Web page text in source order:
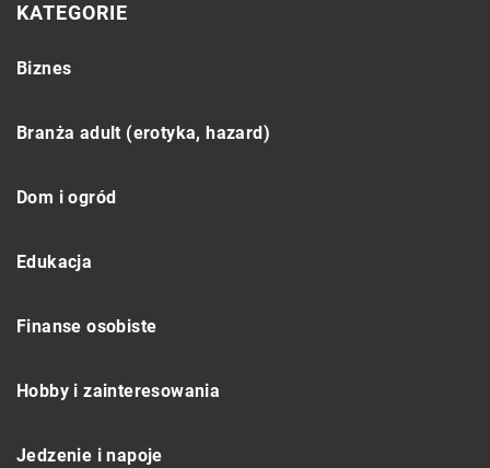
KATEGORIE
Biznes
Branża adult (erotyka, hazard)
Dom i ogród
Edukacja
Finanse osobiste
Hobby i zainteresowania
Jedzenie i napoje